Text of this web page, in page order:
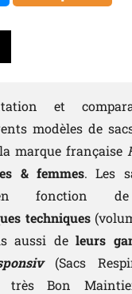
et
modèles de
marque française
& femmes. Les
fonction
techniques
aussi de leurs
(Sacs
Bon